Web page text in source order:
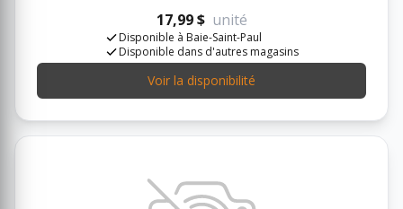
17,99 $ unité
Disponible à Baie-Saint-Paul
Disponible dans d'autres magasins
Voir la disponibilité